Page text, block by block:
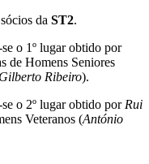
da ST2.
o 1º lugar obtido por
de Homens Seniores
Ribeiro).
o 2º lugar obtido por Rui
Veteranos (António